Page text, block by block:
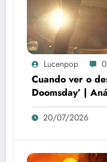
Lucenpop 0
Cuando ver o
Doomsday’ |
nuevo
20/07/2026